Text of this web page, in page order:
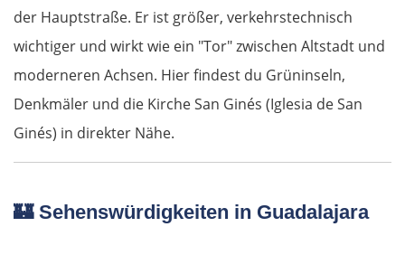
der Hauptstraße. Er ist größer, verkehrstechnisch
wichtiger und wirkt wie ein "Tor" zwischen Altstadt und
moderneren Achsen. Hier findest du Grüninseln,
Denkmäler und die Kirche San Ginés (Iglesia de San
Ginés) in direkter Nähe.
🏰Sehenswürdigkeiten in Guadalajara